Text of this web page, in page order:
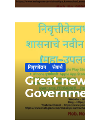
निवृत्तवेतन सेवार्थ
Great
Maha-